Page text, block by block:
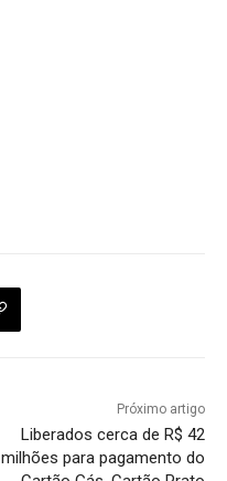
Próximo artigo
Liberados cerca de R$ 42
milhões para pagamento do